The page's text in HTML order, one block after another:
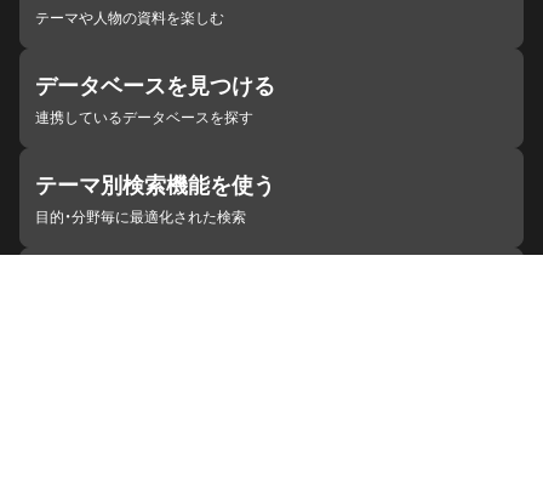
テーマや人物の資料を楽しむ
データベースを見つける
連携しているデータベースを探す
テーマ別検索機能を使う
目的・分野毎に最適化された検索